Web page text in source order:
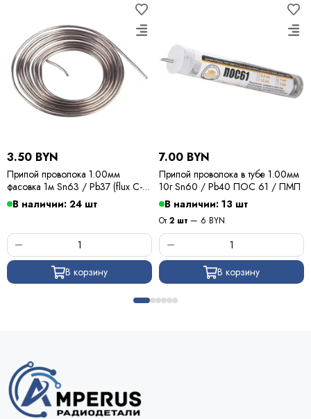
3.50 BYN
Припой проволока 1.00мм
фасовка 1м Sn63 / Pb37 (flux C-6)
ПОС 63 / Kewei
В наличии: 24 шт
В корзину
7.00 BYN
Припой проволока в тубе 1.00мм
10г Sn60 / Pb40 ПОС 61 / ПМП
В наличии: 13 шт
От2 шт — 6 BYN
В корзину